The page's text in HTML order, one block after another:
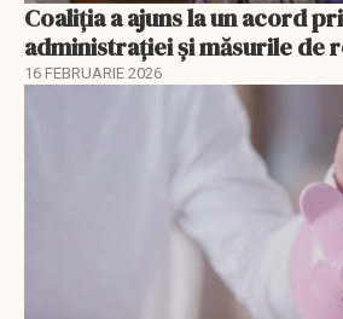
Coaliția a ajuns la un acord
administrației și măsurile de
16 FEBRUARIE 2026